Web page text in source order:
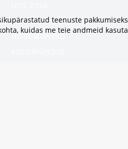
2 EURO RULLI
HÕBEMÜNDID
teenuste
kuidas me teie andmeid